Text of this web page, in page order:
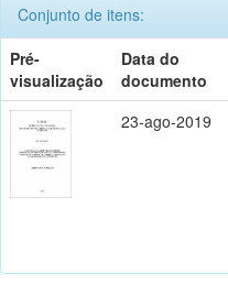
Conjunto de itens:
Pré-
visualização
Data do
documento
23-ago-2019